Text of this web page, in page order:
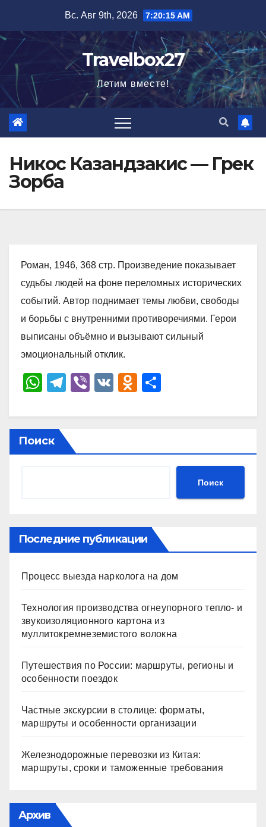
содержимому
Вс. Авг 9th, 2026 7:20:16 AM
Travelbox27
Летим вместе!
Никос Казандзакис — Грек
Зорба
Роман, 1946, 368 стр. Произведение показывает
судьбы людей на фоне переломных исторических
событий. Автор поднимает темы любви, свободы
и борьбы с внутренними противоречиями. Герои
выписаны объёмно и вызывают сильный
эмоциональный отклик.
W
at
s
A
T
e
gr
a
Vi
er
V
O
n
kl
ki
р
в
ть
Поиск
Поиск
Последние публикации
Процесс выезда нарколога на дом
Технология производства огнеупорного тепло- и
звукоизоляционного картона из
муллитокремнеземистого волокна
Путешествия по России: маршруты, регионы и
особенности поездок
Частные экскурсии в столице: форматы,
маршруты и особенности организации
Железнодорожные перевозки из Китая:
маршруты, сроки и таможенные требования
Архив